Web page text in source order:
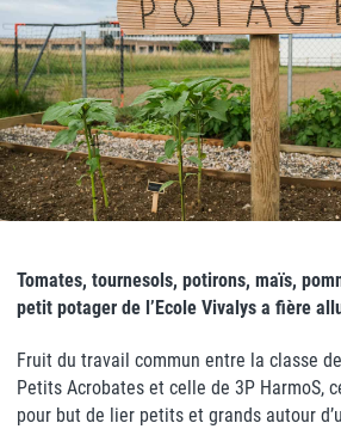
Tomates, tournesols, potirons, maïs,
petit potager de l’Ecole Vivalys a fière
Fruit du travail commun entre la classe
Petits Acrobates et celle de 3P HarmoS,
pour but de lier petits et grands autour